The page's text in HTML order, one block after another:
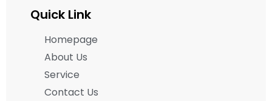
Quick Link
Homepage
About Us
Service
Contact Us